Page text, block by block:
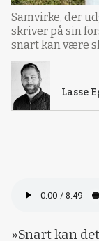
Samvirke, der
skriver på sin
snart kan være
Lasse
»Snart kan